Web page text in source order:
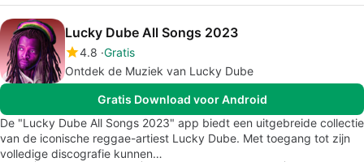
Lucky Dube All Songs 2023
4.8 Gratis
Ontdek de Muziek van Lucky Dube
Gratis Download voor Android
De "Lucky Dube All Songs 2023" app biedt een uitgebreide collectie
van de iconische reggae-artiest Lucky Dube. Met toegang tot zijn
volledige discografie kunnen…